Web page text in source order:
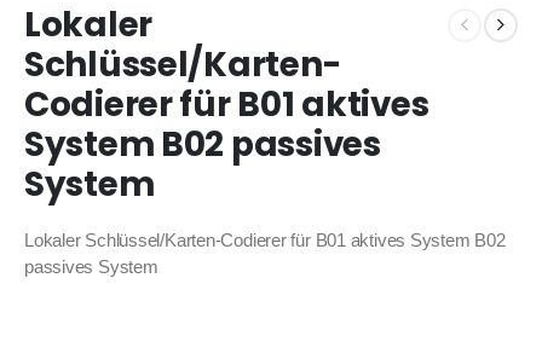
Lokaler
Schlüssel/Karten-
Codierer für B01 aktives
System B02 passives
System
Lokaler Schlüssel/Karten-Codierer für B01 aktives System B02
passives System